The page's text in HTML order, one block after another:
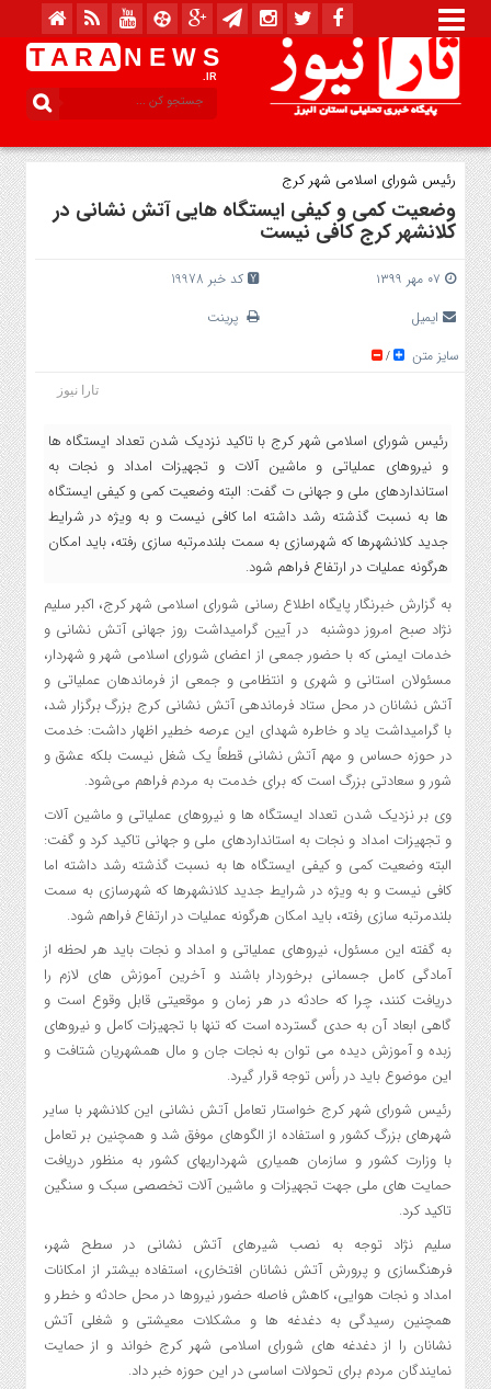
T A R A N E W S
.IR
رئیس شورای اسلامی شهر کرج
وضعیت کمی و کیفی ایستگاه هایی آتش نشانی در
کلانشهر کرج کافی نیست
۰۷ مهر ۱۳۹۹
کد خبر 19978
ایمیل
پرینت
سایز متن
/
تارا نیوز
رئیس شورای اسلامی شهر کرج با تاکید نزدیک شدن تعداد ایستگاه ها
و نیروهای عملیاتی و ماشین آلات و تجهیزات امداد و نجات به
استانداردهای ملی و جهانی ت گفت: البته وضعیت کمی و کیفی ایستگاه
ها به نسبت گذشته رشد داشته اما کافی نیست و به ویژه در شرایط
جدید کلانشهرها که شهرسازی به سمت بلندمرتبه سازی رفته، باید امکان
هرگونه عملیات در ارتفاع فراهم شود.
به گزارش خبرنگار پایگاه اطلاع رسانی شورای اسلامی شهر کرج، اکبر سلیم
نژاد صبح امروز دوشنبه در آیین گرامیداشت روز جهانی آتش نشانی و
خدمات ایمنی که با حضور جمعی از اعضای شورای اسلامی شهر و شهردار،
مسئولان استانی و شهری و انتظامی و جمعی از فرماندهان عملیاتی و
آتش نشانان در محل ستاد فرماندهی آتش نشانی کرج بزرگ برگزار شد،
با گرامیداشت یاد و خاطره شهدای این عرصه خطیر اظهار داشت: خدمت
در حوزه حساس و مهم آتش‌ نشانی قطعاً یک شغل نیست بلکه عشق و
شور و سعادتی بزرگ است که برای خدمت به مردم فراهم می‌شود.
وی بر نزدیک شدن تعداد ایستگاه ها و نیروهای عملیاتی و ماشین آلات
و تجهیزات امداد و نجات به استانداردهای ملی و جهانی تاکید کرد و گفت:
البته وضعیت کمی و کیفی ایستگاه ها به نسبت گذشته رشد داشته اما
کافی نیست و به ویژه در شرایط جدید کلانشهرها که شهرسازی به سمت
بلندمرتبه سازی رفته، باید امکان هرگونه عملیات در ارتفاع فراهم شود.
به گفته این مسئول، نیروهای عملیاتی و امداد و نجات باید هر لحظه از
آمادگی کامل جسمانی برخوردار باشند و آخرین آموزش های لازم را
دریافت کنند، چرا که حادثه در هر زمان و موقعیتی قابل وقوع است و
گاهی ابعاد آن به حدی گسترده است که تنها با تجهیزات کامل و نیروهای
زبده و آموزش دیده می توان به نجات جان و مال همشهریان شتافت و
این موضوع باید در رأس توجه قرار گیرد.
رئیس شورای شهر کرج خواستار تعامل آتش نشانی این کلانشهر با سایر
شهرهای بزرگ کشور و استفاده از الگوهای موفق شد و همچنین بر تعامل
با وزارت کشور و سازمان همیاری شهرداریهای کشور به منظور دریافت
حمایت های ملی جهت تجهیزات و ماشین آلات تخصصی سبک و سنگین
تاکید کرد.
سلیم نژاد توجه به نصب شیرهای آتش نشانی در سطح شهر،
فرهنگسازی و پرورش آتش نشانان افتخاری، استفاده بیشتر از امکانات
امداد و نجات هوایی، کاهش فاصله حضور نیروها در محل حادثه و خطر و
همچنین رسیدگی به دغدغه ها و مشکلات معیشتی و شغلی آتش
نشانان را از دغدغه های شورای اسلامی شهر کرج خواند و از حمایت
نمایندگان مردم برای تحولات اساسی در این حوزه خبر داد.